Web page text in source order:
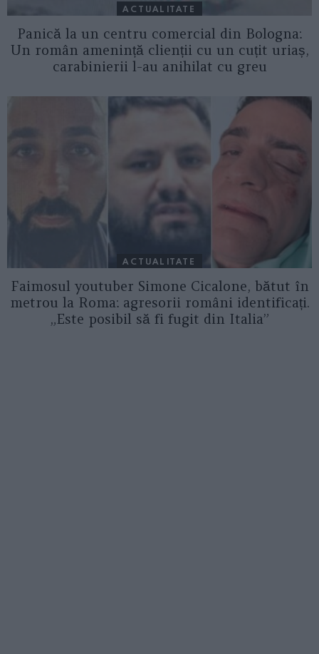
ACTUALITATE
Panică la un centru comercial din Bologna:
Un român amenință clienții cu un cuțit uriaș,
carabinierii l-au anihilat cu greu
ACTUALITATE
Faimosul youtuber Simone Cicalone, bătut în
metrou la Roma: agresorii români identificați.
„Este posibil să fi fugit din Italia”